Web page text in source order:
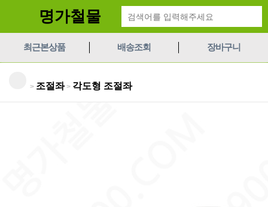
명가철물
최근본상품 배송조회 장바구니
> 조절좌> 각도형 조절좌